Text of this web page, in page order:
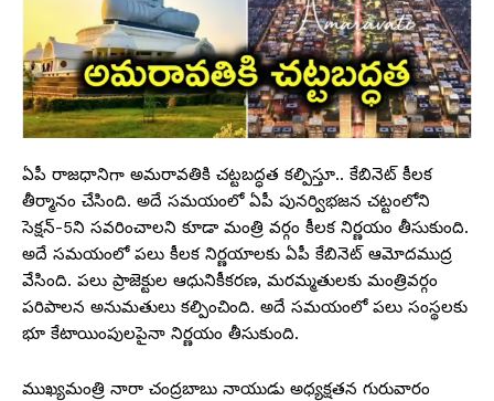
ఏపీ రాజధానిగా అమరావతికి చట్టబద్ధత కల్పిస్తూ.. కేబినెట్ కీలక
తీర్మానం చేసింది. అదే సమయంలో ఏపీ పునర్విభజన చట్టంలోని
సెక్షన్-5ని సవరించాలని కూడా మంత్రి వర్గం కీలక నిర్ణయం తీసుకుంది.
అదే సమయంలో పలు కీలక నిర్ణయాలకు ఏపీ కేబినెట్ ఆమోదముద్ర
వేసింది. పలు ప్రాజెక్టుల ఆధునికీకరణ, మరమ్మతులకు మంత్రివర్గం
పరిపాలన అనుమతులు కల్పించింది. అదే సమయంలో పలు సంస్థలకు
భూ కేటాయింపులపైనా నిర్ణయం తీసుకుంది.
ముఖ్యమంత్రి నారా చంద్రబాబు నాయుడు అధ్యక్షతన గురువారం